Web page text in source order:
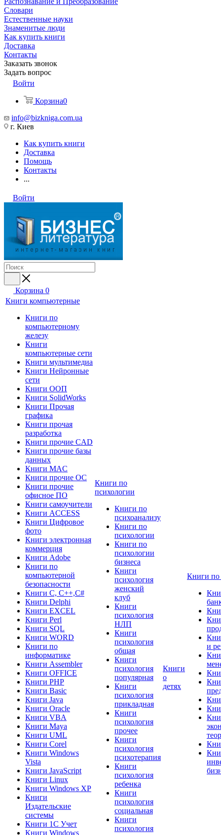
Словари
Естественные науки
Знаменитые люди
Как купить книги
Доставка
Контакты
Заказать звонок
Задать вопрос
Войти
Корзина0
info@bizkniga.com.ua
г. Киев
Как купить книги
Доставка
Помощь
Контакты
...
Войти
Корзина 0
Книги компьютерные
Книги по
компьютерному
железу
Книги
компьютерные сети
Книги мультимедиа
Книги Нейронные
сети
Книги ООП
Книги SolidWorks
Книги Прочая
графика
Книги прочая
разработка
Книги прочие CAD
Книги прочие базы
данных
Книги MAC
Книги прочие ОС
Книги прочие
офисное ПО
Книги самоучители
Книги ACCESS
Книги Цифровое
фото
Книги электронная
коммерция
Книги Adobe
Книги по
компьютерной
безопасности
Книги C, C++,С#
Книги Delphi
Книги EXCEL
Книги Perl
Книги SQL
Книги WORD
Книги по
информатике
Книги Assembler
Книги OFFICE
Книги PHP
Книги Basic
Книги Java
Книги Oracle
Книги VBA
Книги Maya
Книги UML
Книги Corel
Книги Windows
Vista
Книги JavaScript
Книги Linux
Книги Windows XP
Книги
Издательские
системы
Книги 1C Учет
Книги Windows
Книги по
психологии
Книги по
психоанализу
Книги по
психологии
Книги по
психологии
бизнеса
Книги
психология
женский
клуб
Книги
психология
НЛП
Книги
психология
общая
Книги
психология
популярная
Книги
психология
прикладная
Книги
психология
прочее
Книги
психология
психотерапия
Книги
психология
ребенка
Книги
психология
социальная
Книги
психология
Книги
о
детях
Книги по
и